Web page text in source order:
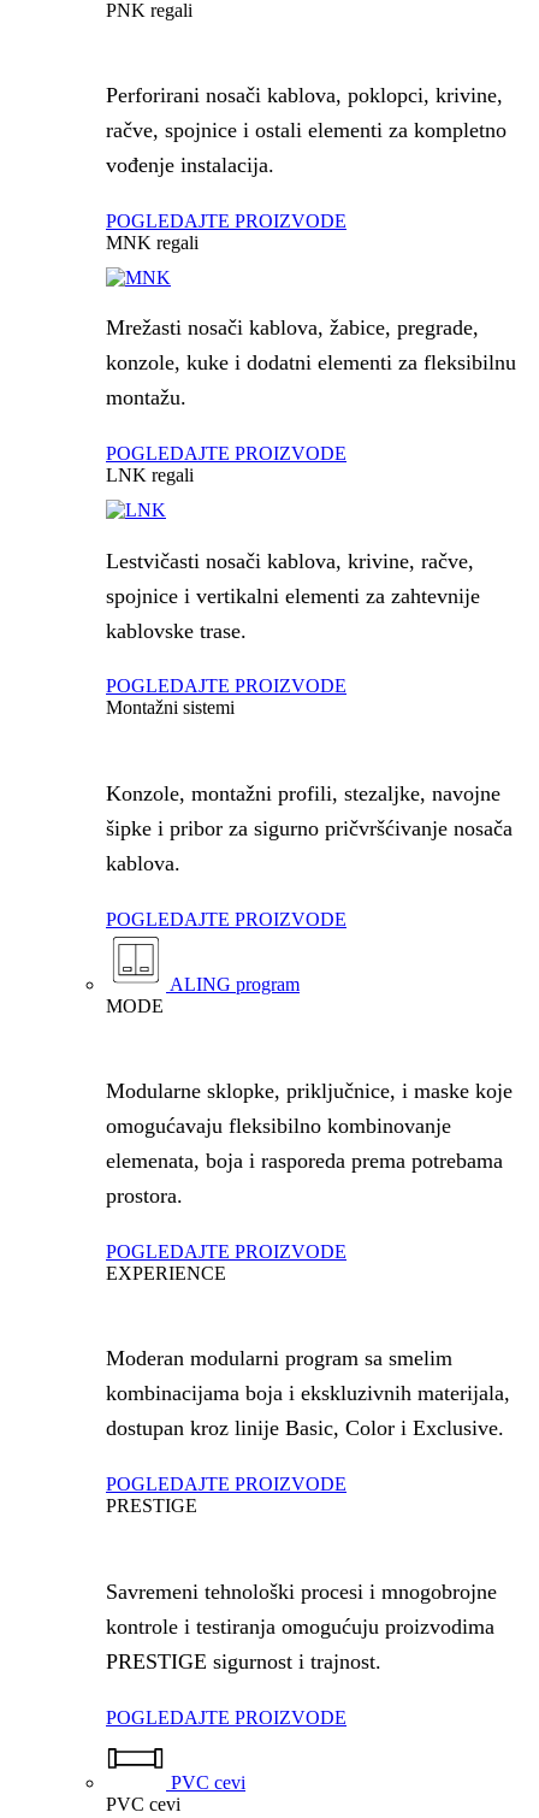
PNK regali
Perforirani nosači kablova, poklopci, krivine,
račve, spojnice i ostali elementi za kompletno
vođenje instalacija.
POGLEDAJTE PROIZVODE
MNK regali
Mrežasti nosači kablova, žabice, pregrade,
konzole, kuke i dodatni elementi za fleksibilnu
montažu.
POGLEDAJTE PROIZVODE
LNK regali
Lestvičasti nosači kablova, krivine, račve,
spojnice i vertikalni elementi za zahtevnije
kablovske trase.
POGLEDAJTE PROIZVODE
Montažni sistemi
Konzole, montažni profili, stezaljke, navojne
šipke i pribor za sigurno pričvršćivanje nosača
kablova.
POGLEDAJTE PROIZVODE
ALING program
MODE
Modularne sklopke, priključnice, i maske koje
omogućavaju fleksibilno kombinovanje
elemenata, boja i rasporeda prema potrebama
prostora.
POGLEDAJTE PROIZVODE
EXPERIENCE
Moderan modularni program sa smelim
kombinacijama boja i ekskluzivnih materijala,
dostupan kroz linije Basic, Color i Exclusive.
POGLEDAJTE PROIZVODE
PRESTIGE
Savremeni tehnološki procesi i mnogobrojne
kontrole i testiranja omogućuju proizvodima
PRESTIGE sigurnost i trajnost.
POGLEDAJTE PROIZVODE
PVC cevi
PVC cevi